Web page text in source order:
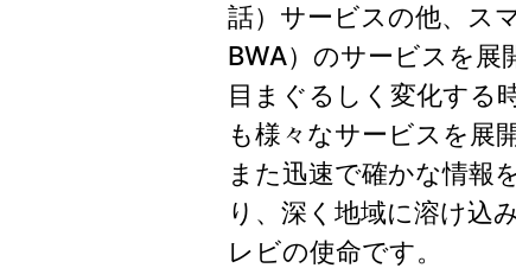
話）サービスの他、ス
BWA）のサービスを展
目まぐるしく変化する
も様々なサービスを展
また迅速で確かな情報
り、深く地域に溶け込
レビの使命です。